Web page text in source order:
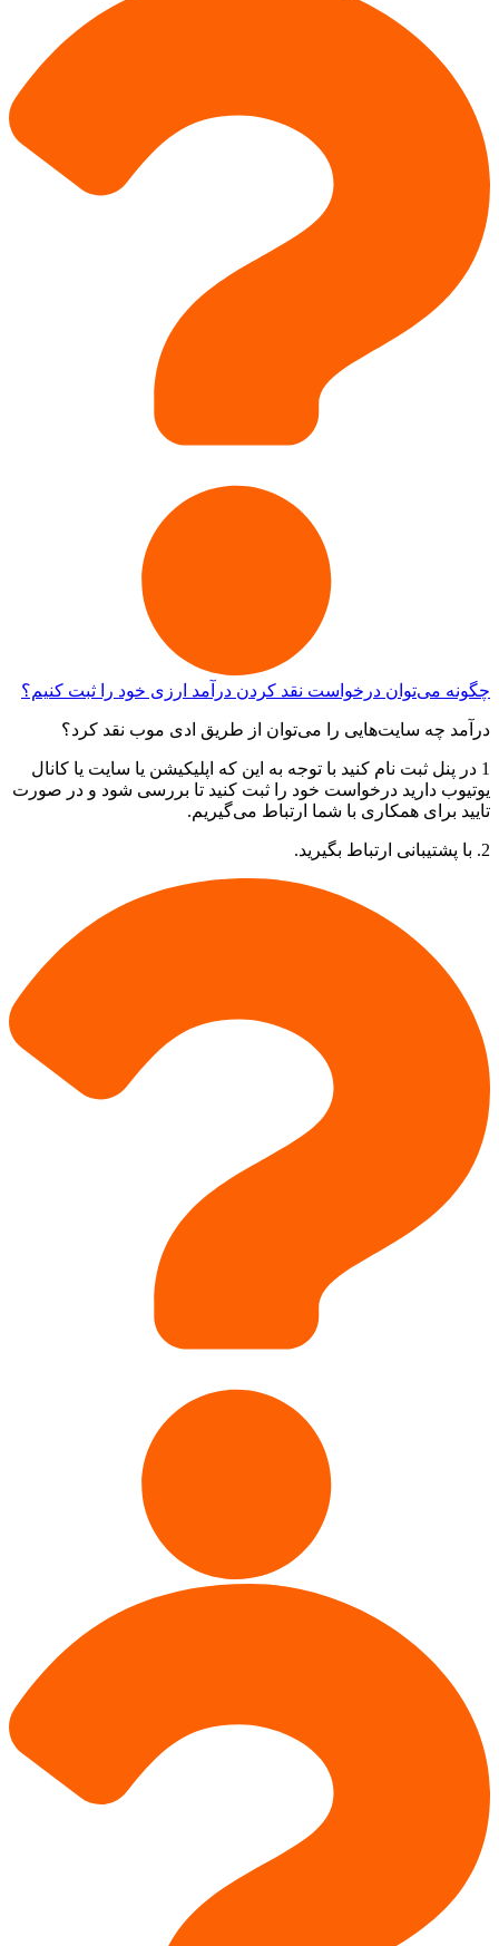
چگونه می‌توان درخواست نقد کردن درآمد ارزی خود را ثبت کنیم؟
درآمد چه سایت‌هایی را می‌توان از طریق ادی موب نقد کرد؟
1 در پنل ثبت نام کنید با توجه به این که اپلیکیشن یا سایت یا کانال
یوتیوب دارید درخواست خود را ثبت کنید تا بررسی شود و در صورت
تایید برای همکاری با شما ارتباط می‌گیریم.
2. با پشتیبانی ارتباط بگیرید.